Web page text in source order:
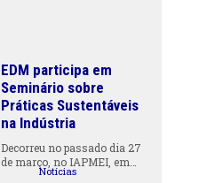
EDM participa em
Seminário sobre
Práticas Sustentáveis
na Indústria
Decorreu no passado dia 27
de março, no IAPMEI, em…
Notícias